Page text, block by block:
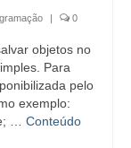
| 0
objetos no
Para
pelo
exemplo:
… Conteúdo